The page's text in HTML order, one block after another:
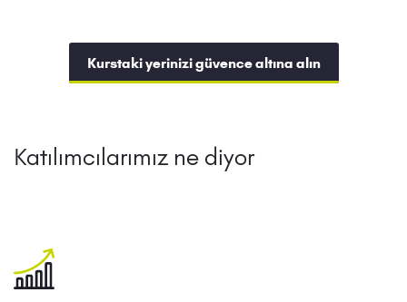
Kurstaki yerinizi güvence altına alın
Katılımcılarımız ne diyor